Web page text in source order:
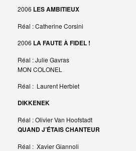
2006 LES AMBITIEUX
Réal : Catherine Corsini
2006 LA FAUTE À FIDEL !
Réal : Julie Gavras
MON COLONEL
Réal : Laurent Herbiet
DIKKENEK
Réal : Olivier Van Hoofstadt
QUAND J’ÉTAIS CHANTEUR
Réal : Xavier Giannoli